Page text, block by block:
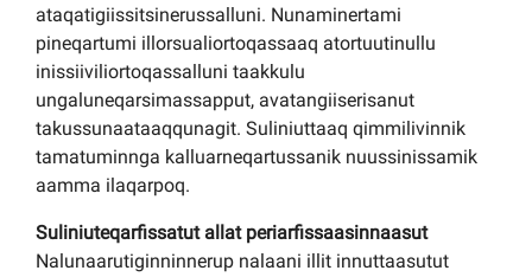
ataqatigiissitsinerussalluni. Nunaminertami
pineqartumi illorsualiortoqassaaq atortuutinullu
inissiiviliortoqassalluni taakkulu
ungaluneqarsimassapput, avatangiiserisanut
takussunaataaqqunagit. Suliniuttaaq qimmilivinnik
tamatuminnga kalluarneqartussanik nuussinissamik
aamma ilaqarpoq.
Suliniuteqarfissatut allat periarfissaasinnaasut
Nalunaarutiginninnerup nalaani illit innuttaasutut